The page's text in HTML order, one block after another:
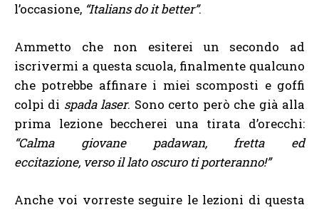
l’occasione, “Italians do it better”.
Ammetto che non esiterei un secondo ad
iscrivermi a questa scuola, finalmente qualcuno
che potrebbe affinare i miei scomposti e goffi
colpi di spada laser. Sono certo però che già alla
prima lezione beccherei una tirata d’orecchi:
“Calma giovane padawan, fretta ed
eccitazione, verso il lato oscuro ti porteranno!”
Anche voi vorreste seguire le lezioni di questa